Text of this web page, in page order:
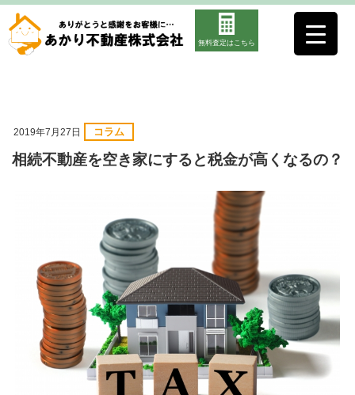
無料査定はこちら
2019年7月27日 コラム
相続不動産を空き家にすると税金が高くなるの？